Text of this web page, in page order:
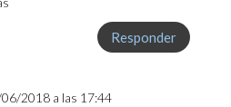
Responder
2018 a las 17:44